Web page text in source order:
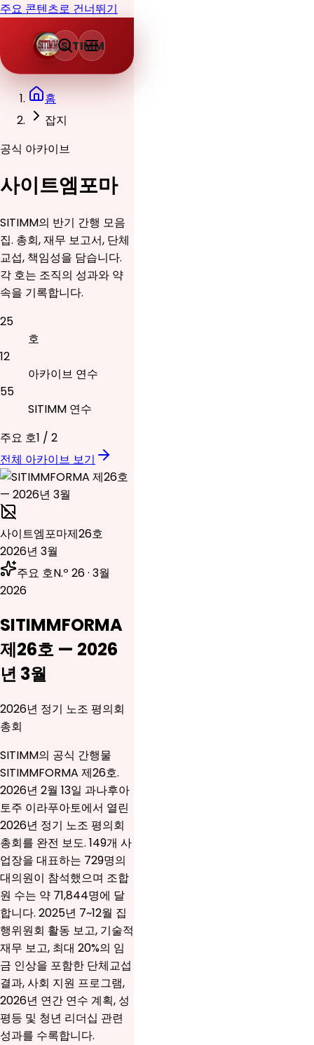
주요 콘텐츠로 건너뛰기
SITIMM
홈
잡지
공식 아카이브
사이트엠포마
SITIMM의 반기 간행 모음
집. 총회, 재무 보고서, 단체
교섭, 책임성을 담습니다.
각 호는 조직의 성과와 약
속을 기록합니다.
25
호
12
아카이브 연수
55
SITIMM 연수
주요 호1 / 2
전체 아카이브 보기
사이트엠포마제26호
2026년 3월
주요 호N.º 26 · 3월
2026
SITIMMFORMA
제26호 — 2026
년 3월
2026년 정기 노조 평의회
총회
SITIMM의 공식 간행물
SITIMMFORMA 제26호.
2026년 2월 13일 과나후아
토주 이라푸아토에서 열린
2026년 정기 노조 평의회
총회를 완전 보도. 149개 사
업장을 대표하는 729명의
대의원이 참석했으며 조합
원 수는 약 71,844명에 달
합니다. 2025년 7~12월 집
행위원회 활동 보고, 기술적
재무 보고, 최대 20%의 임
금 인상을 포함한 단체교섭
결과, 사회 지원 프로그램,
2026년 연간 연수 계획, 성
평등 및 청년 리더십 관련
성과를 수록합니다.